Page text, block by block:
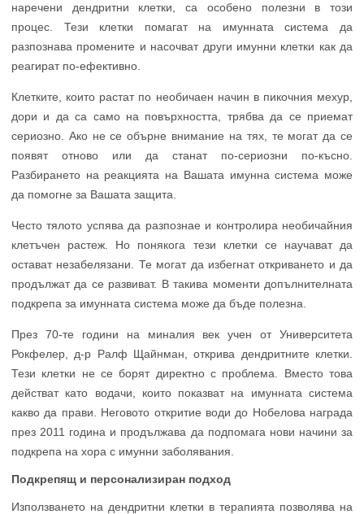
наречени дендритни клетки, са особено полезни в този
процес. Тези клетки помагат на имунната система да
разпознава промените и насочват други имунни клетки как да
реагират по-ефективно.
Клетките, които растат по необичаен начин в пикочния мехур,
дори и да са само на повърхността, трябва да се приемат
сериозно. Ако не се обърне внимание на тях, те могат да се
появят отново или да станат по-сериозни по-късно.
Разбирането на реакцията на Вашата имунна система може
да помогне за Вашата защита.
Често тялото успява да разпознае и контролира необичайния
клетъчен растеж. Но понякога тези клетки се научават да
остават незабелязани. Те могат да избегнат откриването и да
продължат да се развиват. В такива моменти допълнителната
подкрепа за имунната система може да бъде полезна.
През 70-те години на миналия век учен от Университета
Рокфелер, д-р Ралф Щайнман, открива дендритните клетки.
Тези клетки не се борят директно с проблема. Вместо това
действат като водачи, които показват на имунната система
какво да прави. Неговото откритие води до Нобелова награда
през 2011 година и продължава да подпомага нови начини за
подкрепа на хора с имунни заболявания.
Подкрепящ и персонализиран подход
Използването на дендритни клетки в терапията позволява на